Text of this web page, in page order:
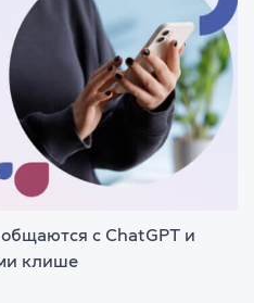
с ChatGPT и
клише